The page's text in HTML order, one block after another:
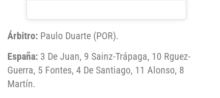
Árbitro: Paulo Duarte (POR).
España: 3 De Juan, 9 Sainz-Trápaga, 10 Rguez-
Guerra, 5 Fontes, 4 De Santiago, 11 Alonso, 8
Martín.